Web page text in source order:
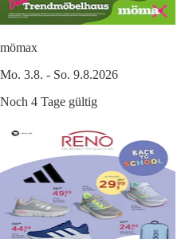
mömax
Mo. 3.8. - So. 9.8.2026
Noch 4 Tage gültig